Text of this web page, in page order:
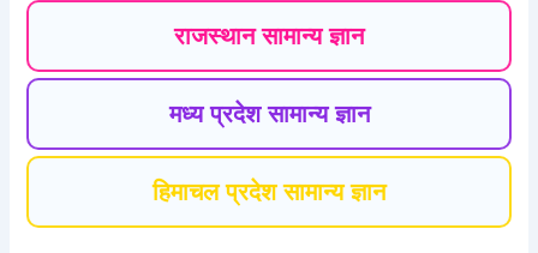
राजस्थान सामान्य ज्ञान
मध्य प्रदेश सामान्य ज्ञान
हिमाचल प्रदेश सामान्य ज्ञान